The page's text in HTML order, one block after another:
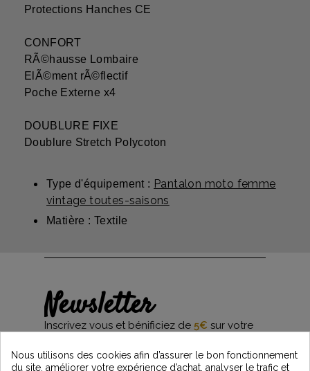
Protections Hanches CE
CONFORT
RÃ©hausse Lombaire
ElÃ©ment rÃ©flectif
Poche Externe x4
DOUBLURE FIXE
Doublure Stretch Polycoton
Type d'équipement : Pantalon moto femme
vintage toutes-saisons
Matière : Textile
Newsletter
Inscrivez vous et bénificiez de 5€ sur votre
et restez informés des dernières nouveautés
Vintage Motors
Nous utilisons des cookies afin d’assurer le bon fonctionnement
du site, améliorer votre expérience d’achat, analyser le trafic et